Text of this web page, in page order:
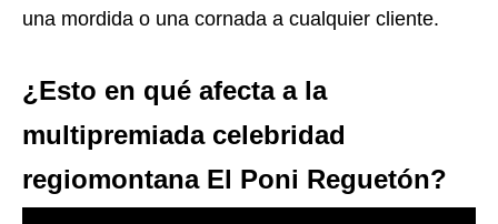
una mordida o una cornada a cualquier cliente.
¿Esto en qué afecta a la
multipremiada celebridad
regiomontana El Poni Reguetón?